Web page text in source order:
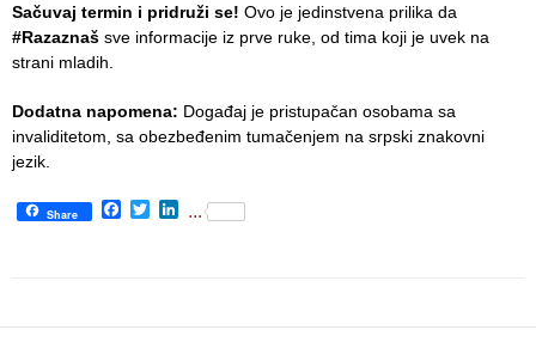
Sačuvaj termin i pridruži se! Ovo je jedinstvena prilika da
#Razaznaš sve informacije iz prve ruke, od tima koji je uvek na
strani mladih.
Dodatna napomena: Događaj je pristupačan osobama sa
invaliditetom, sa obezbeđenim tumačenjem na srpski znakovni
jezik.
Share Facebook
TwitterLinkedIn
...
obligations
of patients
disabilities
Choose
your
check-